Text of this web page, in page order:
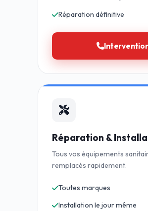
Réparation définitive
Réparation &
Tous vos équipements
remplacés rapidement.
Toutes marques
Installation le jour même